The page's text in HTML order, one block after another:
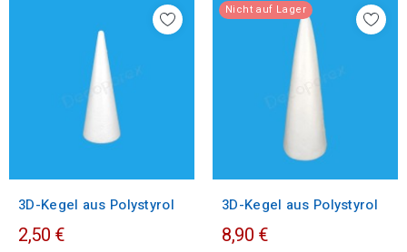
3D-Kegel aus Polystyrol
2,50 €
Nicht auf Lager
3D-Kegel aus Polystyrol
8,90 €